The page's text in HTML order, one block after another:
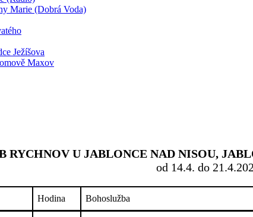
Marie (Dobrá Voda)
Ježíšova
Maxov
RYCHNOV U JABLONCE NAD NISOU,
od 14.4. do
Hodina Bohoslužba